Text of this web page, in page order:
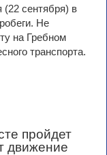
сентября) в
Не
на Гребном
транспорта.
пройдет
движение